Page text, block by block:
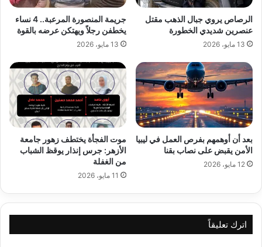
الرصاص يروي جبال الذهب مقتل
عنصرين شديدي الخطورة
13 مايو، 2026
جريمة المنصورة المرعبة.. 4 نساء
يخطفن رجلاً ويهتكن عرضه بالقوة
13 مايو، 2026
بعد أن أوهمهم بفرص العمل في ليبيا
الأمن يقبض على نصاب بقنا
12 مايو، 2026
موت الفجأة يختطف زهور جامعة
الأزهر: جرس إنذار يوقظ الشباب
من الغفلة
11 مايو، 2026
اترك تعليقاً